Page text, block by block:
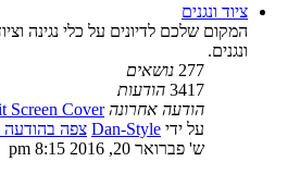
ציוד ונגנים
המקום שלכם לדיונים על כלי נגינה
ונגנים.
277 נושאים
3417 הודעות
הודעה אחרונה Screen Cover
על ידי Dan-Style צפה בהודעה
ש' פברואר 20, 2016 8:15 pm